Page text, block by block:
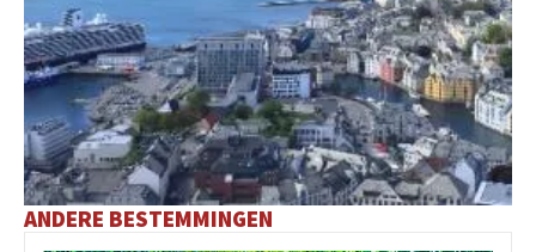
ANDERE BESTEMMINGEN